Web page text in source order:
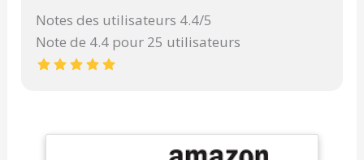
Notes des utilisateurs 4.4/5
Note de 4.4 pour 25 utilisateurs